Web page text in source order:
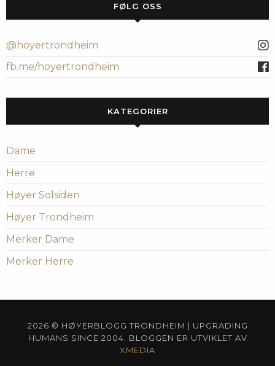
FØLG OSS
@hoyertrondheim
fb.me/hoyertrondheim
KATEGORIER
Dame
Herre
Høyer Solsiden
Høyer Trondheim
Merker Dame
Merker Herre
2026 © HØYERBLOGG TRONDHEIM | UPGRADING
HUMANS SINCE 2004. BLOGGEN ER UTVIKLET AV
XMEDIA